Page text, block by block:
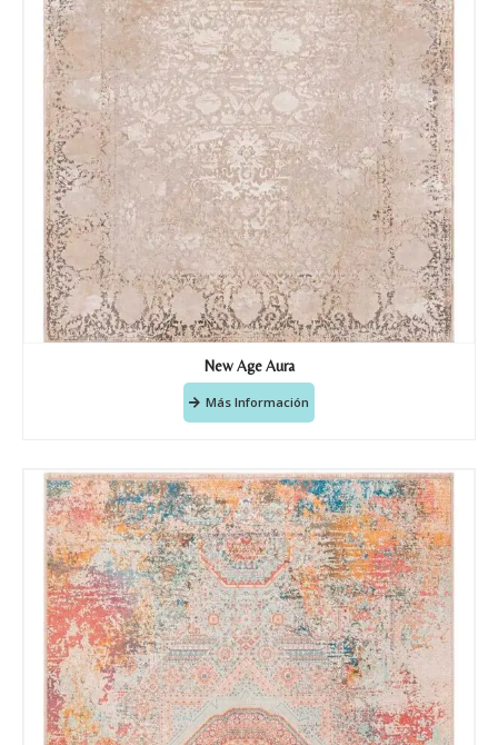
New Age Aura
Más Información
Nombre y apellido *
Teléfono
Correo electronico*
Tu mensaje.
Nombre y Referencia del producto*
Acuerdo RGPD*